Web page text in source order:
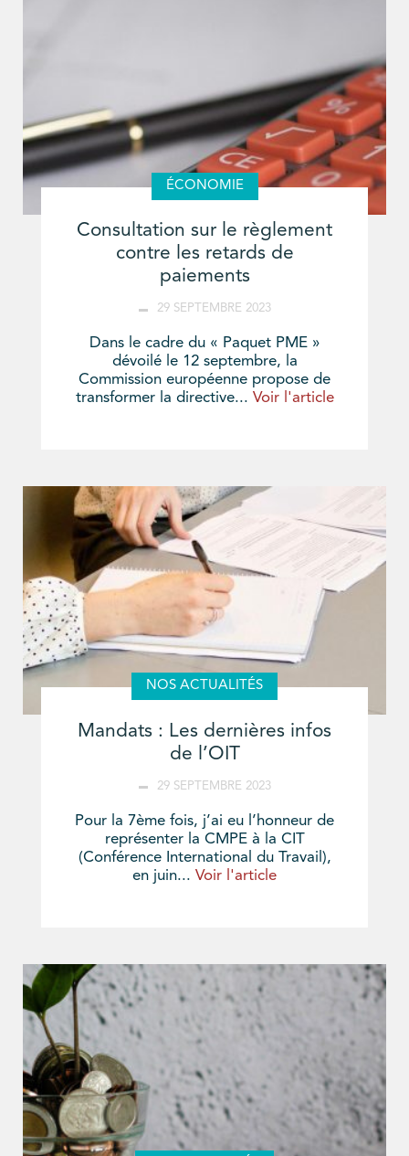
ÉCONOMIE
Consultation sur le règlement
contre les retards de
paiements
29 SEPTEMBRE 2023
Dans le cadre du « Paquet PME »
dévoilé le 12 septembre, la
Commission européenne propose de
transformer la directive... Voir l'article
NOS ACTUALITÉS
Mandats : Les dernières infos
de l’OIT
29 SEPTEMBRE 2023
Pour la 7ème fois, j’ai eu l’honneur de
représenter la CMPE à la CIT
(Conférence International du Travail),
en juin... Voir l'article